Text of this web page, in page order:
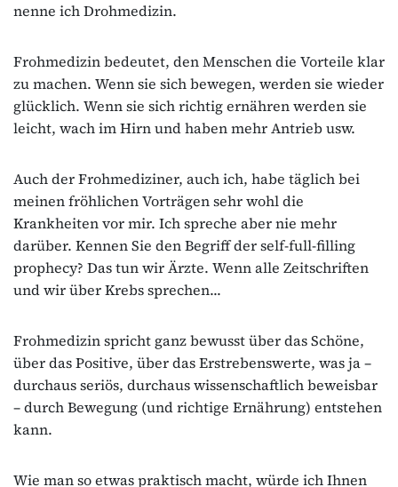
nenne ich Drohmedizin.
Frohmedizin bedeutet, den Menschen die Vorteile klar
zu machen. Wenn sie sich bewegen, werden sie wieder
glücklich. Wenn sie sich richtig ernähren werden sie
leicht, wach im Hirn und haben mehr Antrieb usw.
Auch der Frohmediziner, auch ich, habe täglich bei
meinen fröhlichen Vorträgen sehr wohl die
Krankheiten vor mir. Ich spreche aber nie mehr
darüber. Kennen Sie den Begriff der self-full-filling
prophecy? Das tun wir Ärzte. Wenn alle Zeitschriften
und wir über Krebs sprechen...
Frohmedizin spricht ganz bewusst über das Schöne,
über das Positive, über das Erstrebenswerte, was ja –
durchaus seriös, durchaus wissenschaftlich beweisbar
– durch Bewegung (und richtige Ernährung) entstehen
kann.
Wie man so etwas praktisch macht, würde ich Ihnen